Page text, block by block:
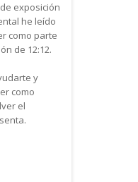
exposición
he leído
como parte
de 12:12.
y
como
el